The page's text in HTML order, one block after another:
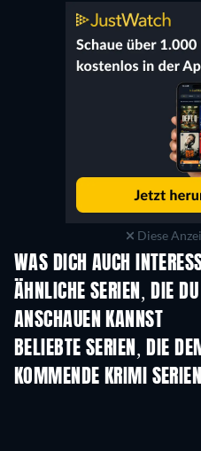
Diese
WAS DICH AUCH
Serie
ÄHNLICHE SERIEN, DIE
ANSCHAUEN KANNST
Serie
BELIEBTE SERIEN, DIE
Serie
KOMMENDE KRIMI
Staffel 6